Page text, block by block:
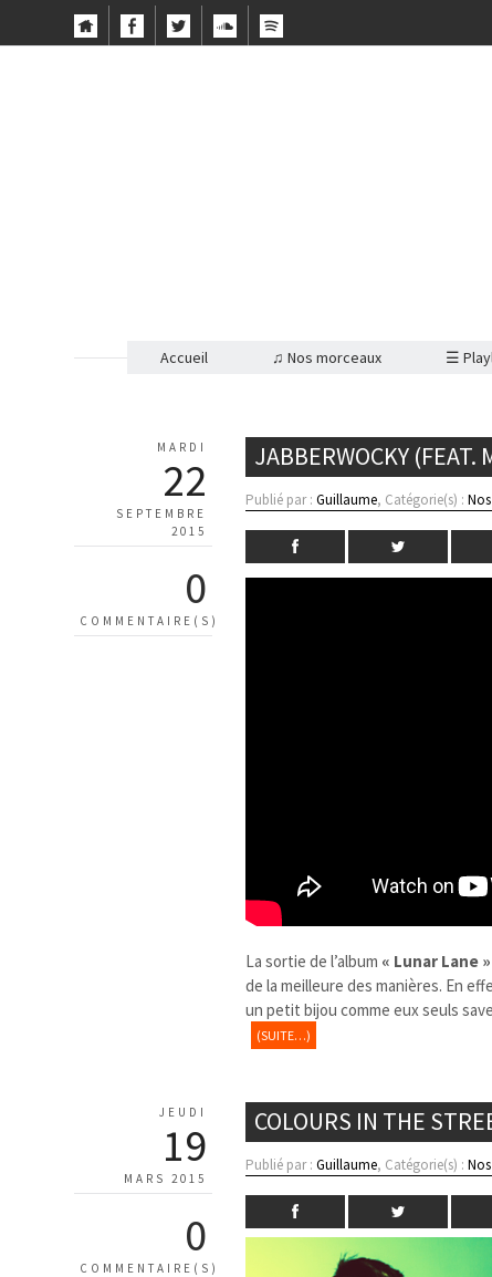
Accueil ♫ Nos morceaux ☰
MARDI
22
SEPTEMBRE
2015
0
COMMENTAIRE(S)
JABBERWOCKY (FEAT.
Publié par :Guillaume, Catégorie(s) :
La sortie de l’album « Lunar Lane »
de la meilleure des manières. En
un petit bijou comme eux seuls
(SUITE…)
JEUDI
19
MARS 2015
0
COMMENTAIRE(S)
COLOURS IN THE
Publié par :Guillaume, Catégorie(s) :